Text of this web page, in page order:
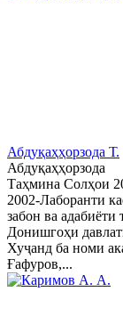
Абдуқаҳҳорзода Т.
Абдуқаҳҳорзода
Таҳмина Солҳои
2002-Лаборанти
забон ва адабиёти
Донишгоҳи
Хуҷанд ба номи
Ғафуров,...